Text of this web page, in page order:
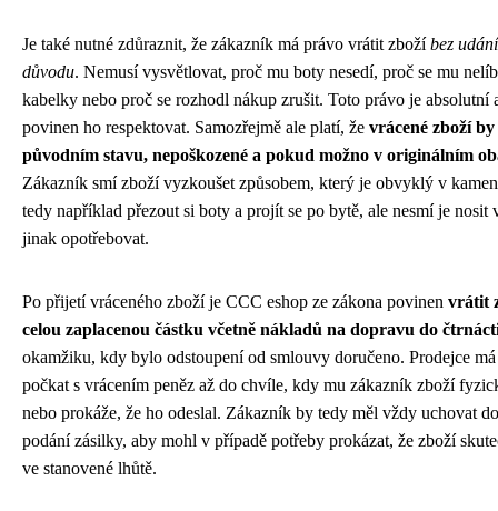
Je také nutné zdůraznit, že zákazník má právo vrátit zbožíbez
důvodu. Nemusí vysvětlovat, proč mu boty nesedí, proč se mu
kabelky nebo proč se rozhodl nákup zrušit. Toto právo je absolutní
povinen ho respektovat. Samozřejmě ale platí, že vrácené zboží
původním stavu, nepoškozené a pokud možno v originálním
Zákazník smí zboží vyzkoušet způsobem, který je obvyklý v
tedy například přezout si boty a projít se po bytě, ale nesmí je nosit
jinak opotřebovat.
Po přijetí vráceného zboží je CCC eshop ze zákona povinen vrátit
celou zaplacenou částku včetně nákladů na dopravu do
okamžiku, kdy bylo odstoupení od smlouvy doručeno. Prodejce
počkat s vrácením peněz až do chvíle, kdy mu zákazník zboží
nebo prokáže, že ho odeslal. Zákazník by tedy měl vždy uchovat
podání zásilky, aby mohl v případě potřeby prokázat, že zboží
ve stanovené lhůtě.